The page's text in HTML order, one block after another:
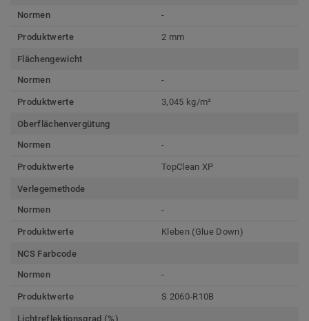
Normen
-
Produktwerte 2 mm
Flächengewicht
Normen
-
Produktwerte 3,045 kg/m²
Oberflächenvergütung
Normen
-
Produktwerte TopClean XP
Verlegemethode
Normen
-
Produktwerte Kleben (Glue Down)
NCS Farbcode
Normen
-
Produktwerte S 2060-R10B
Lichtreflektionsgrad (%)